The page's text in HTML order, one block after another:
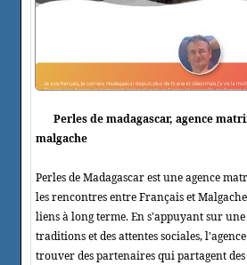
Perles de madagascar, agence
malgache
Perles de Madagascar est une agence
les rencontres entre Français et
liens à long terme. En s'appuyant sur
traditions et des attentes sociales,
trouver des partenaires qui partagent